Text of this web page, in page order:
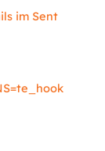
im Sent